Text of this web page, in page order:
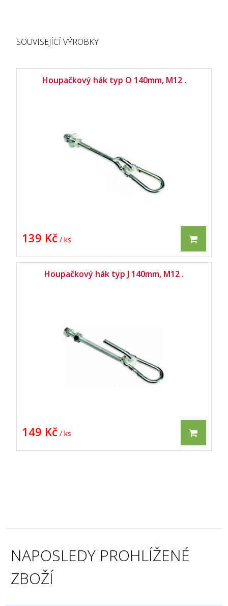
SOUVISEJÍCÍ VÝROBKY
Houpačkový hák typ O 140mm, M12 .
139 Kč / ks
Houpačkový hák typ J 140mm, M12 .
149 Kč / ks
NAPOSLEDY PROHLÍŽENÉ
ZBOŽÍ